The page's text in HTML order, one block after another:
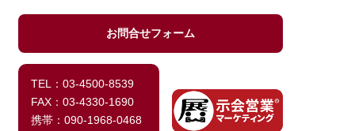
お問合せフォーム
TEL：03-4500-8539
FAX：03-4330-1690
携帯：090-1968-0468